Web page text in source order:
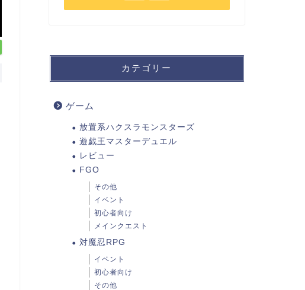
カテゴリー
ゲーム
放置系ハクスラモンスターズ
遊戯王マスターデュエル
レビュー
FGO
その他
イベント
初心者向け
メインクエスト
対魔忍RPG
イベント
初心者向け
その他